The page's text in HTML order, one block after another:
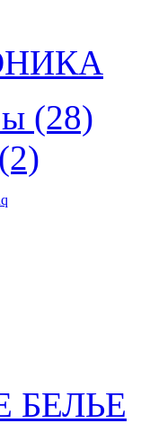
(28)
(2)
БЕЛЬЕ